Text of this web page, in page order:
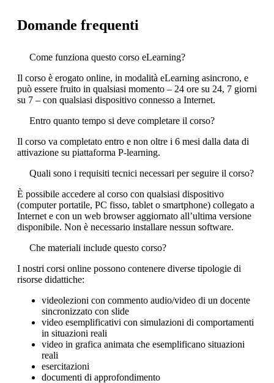
Domande frequenti
Come funziona questo corso eLearning?
Il corso è erogato online, in modalità eLearning asincrono, e
può essere fruito in qualsiasi momento – 24 ore su 24, 7 giorni
su 7 – con qualsiasi dispositivo connesso a Internet.
Entro quanto tempo si deve completare il corso?
Il corso va completato entro e non oltre i 6 mesi dalla data di
attivazione su piattaforma P-learning.
Quali sono i requisiti tecnici necessari per seguire il corso?
È possibile accedere al corso con qualsiasi dispositivo
(computer portatile, PC fisso, tablet o smartphone) collegato a
Internet e con un web browser aggiornato all’ultima versione
disponibile. Non è necessario installare nessun software.
Che materiali include questo corso?
I nostri corsi online possono contenere diverse tipologie di
risorse didattiche:
videolezioni con commento audio/video di un docente
sincronizzato con slide
video esemplificativi con simulazioni di comportamenti
in situazioni reali
video in grafica animata che esemplificano situazioni
reali
esercitazioni
documenti di approfondimento